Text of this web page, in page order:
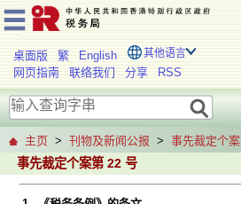
桌面版 繁 English 其他语言
网页指南 联络我们 分享 RSS
主页 > 刊物及新闻公报 > 事先裁定个案
事先裁定个案第 22 号